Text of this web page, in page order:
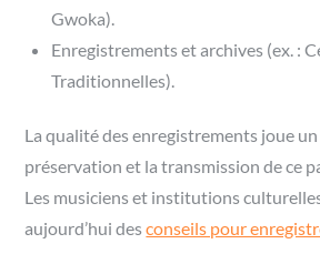
Gwoka).
Enregistrements et archives (ex. :
Traditionnelles).
La qualité des enregistrements joue
préservation et la transmission de ce
Les musiciens et institutions
aujourd’hui desconseils pour